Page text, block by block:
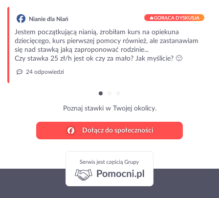
Nianie dla Niań 🔥GORĄCA DYSKUSJA
Jestem początkującą nianią, zrobiłam kurs na opiekuna
dziecięcego, kurs pierwszej pomocy również, ale zastanawiam
się nad stawką jaką zaproponować rodzinie...
Czy stawka 25 zł/h jest ok czy za mało? Jak myślicie? 🙂
24 odpowiedzi
Poznaj stawki w Twojej okolicy.
Dołącz do społeczności